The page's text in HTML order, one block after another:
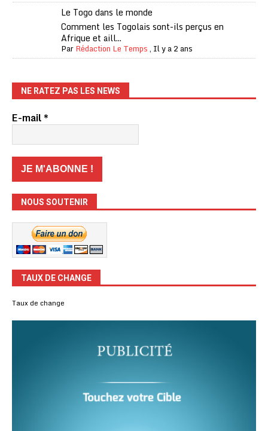
Le Togo dans le monde
Comment les Togolais sont-ils perçus en
Afrique et aill...
ParRédaction Le Temps, Il y a 2 ans
NE RATEZ PAS LES NEWS
E-mail*
NOUS SOUTENIR
TAUX DE CHANGE
Taux de change